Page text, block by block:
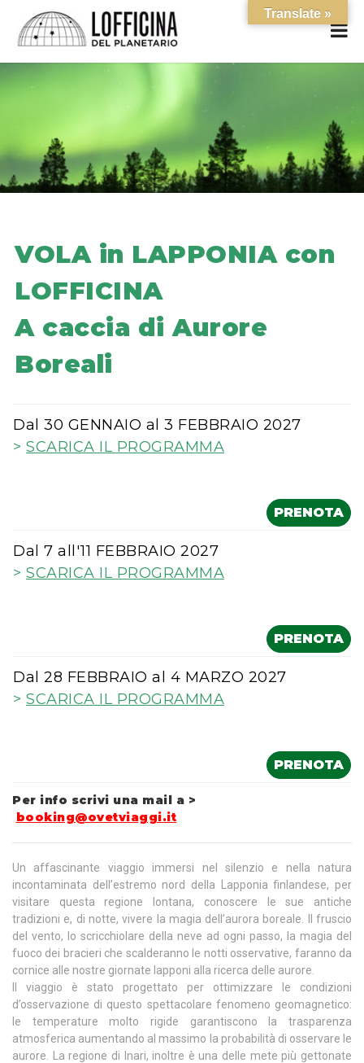
VOLA in LAPPONIA con
LOFFICINA
A caccia di Aurore
Boreali
Dal 30 GENNAIO al 3 FEBBRAIO 2027
> SCARICA IL PROGRAMMA
PRENOTA
Dal 7 all'11 FEBBRAIO 2027
> SCARICA IL PROGRAMMA
PRENOTA
Dal 28 FEBBRAIO al 4 MARZO 2027
> SCARICA IL PROGRAMMA
PRENOTA
Per info scrivi una mail a >
booking@ovetviaggi.it
Un affascinante viaggio immersi nel silenzio e nella natura
incontaminata dell’estremo nord della Lapponia finlandese, per
visitare questa regione lontana, conoscere le sue antiche
tradizioni e, di notte, vivere la magia dell’aurora boreale. Il fruscio
del vento, lo scricchiolare della neve ad ogni passo, la magia del
fuoco dei bracieri che scalderanno le notti osservative, faranno da
cornice alle nostre giornate lapponi alla ricerca delle aurore.
Il viaggio è stato progettato per ottimizzare le condizioni
d’osservazione di questo spettacolare fenomeno geomagnetico:
le temperature molto rigide garantiscono la trasparenza
atmosferica aumentando al massimo la probabilità di osservare le
aurore. La regione di Inari, inoltre è una delle mete più gettonate
Translate »